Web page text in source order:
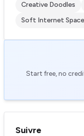
Creative Doodles
Soft Internet Space
Start free, no
Suivre